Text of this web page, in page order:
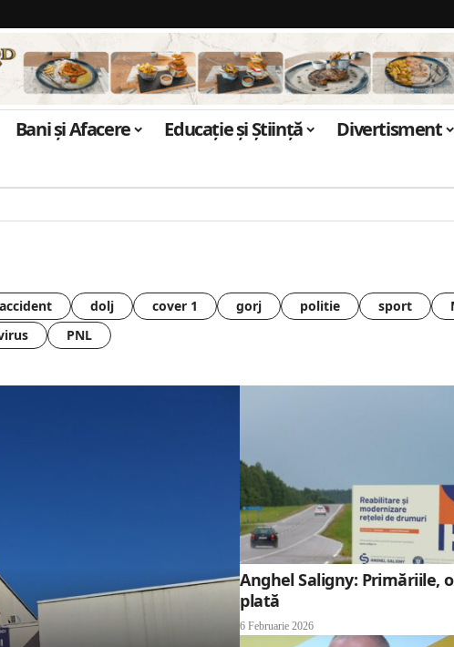
Bani și Afacere Educație și Știință Divertisment
accident dolj cover 1 gorj politie sport
PNL
Anghel Saligny: Primăriile,
plată
6 Februarie 2026